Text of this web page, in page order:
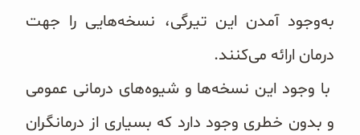
کتاب‌های OAB
وبلاگ
به‌وجود آمدن این تیرگی، نسخه‌هایی را جهت
درمان ارائه می‌کنند.
با وجود این نسخه‌ها و شیوه‌های درمانی عمومی
و بدون خطری وجود دارد که بسیاری از درمانگران